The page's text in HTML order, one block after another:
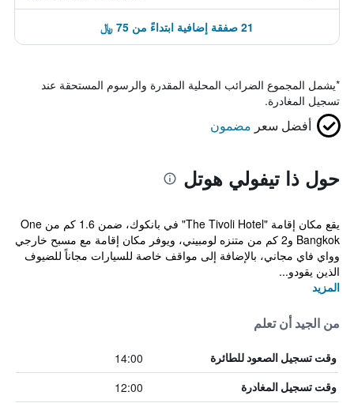
21 صفقة إضافية ابتداءً من 75 ﷼
*يشمل المجموع الضرائب المحلية المقدرة والرسوم المستحقة عند
تسجيل المغادرة.
أفضل سعر مضمون
حول ذا تيفولي هوتل
يقع مكان إقامة "The Tivoli Hotel" في بانكوك، ضمن 1.6 كم من One
Bangkok و2 كم من متنزه لومبيني، ويوفر مكان إقامة مع مسبح خارجي
وواي فاي مجاني، بالإضافة إلى مواقف خاصة للسيارات مجاناً للضيوف
الذين يقودو...
المزيد
من الجيد أن تعلم
وقت تسجيل الصعود للطائرة 14:00
وقت تسجيل المغادرة 12:00